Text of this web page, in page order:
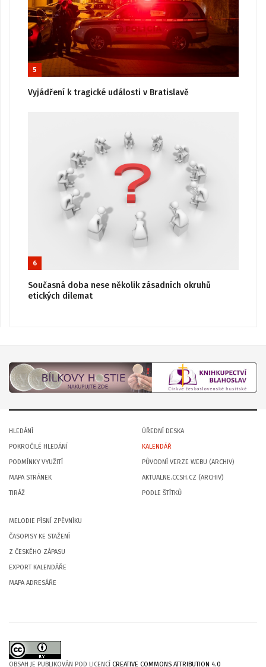
5
Vyjádření k tragické události v Bratislavě
6
Současná doba nese několik zásadních okruhů
etických dilemat
HLEDÁNÍ
POKROČILÉ HLEDÁNÍ
PODMÍNKY VYUŽITÍ
MAPA STRÁNEK
TIRÁŽ
ÚŘEDNÍ DESKA
KALENDÁŘ
PŮVODNÍ VERZE WEBU (ARCHIV)
AKTUALNE.CCSH.CZ (ARCHIV)
PODLE ŠTÍTKŮ
MELODIE PÍSNÍ ZPĚVNÍKU
ČASOPISY KE STAŽENÍ
Z ČESKÉHO ZÁPASU
EXPORT KALENDÁŘE
MAPA ADRESÁŘE
OBSAH JE PUBLIKOVÁN POD LICENCÍ CREATIVE COMMONS ATTRIBUTION 4.0